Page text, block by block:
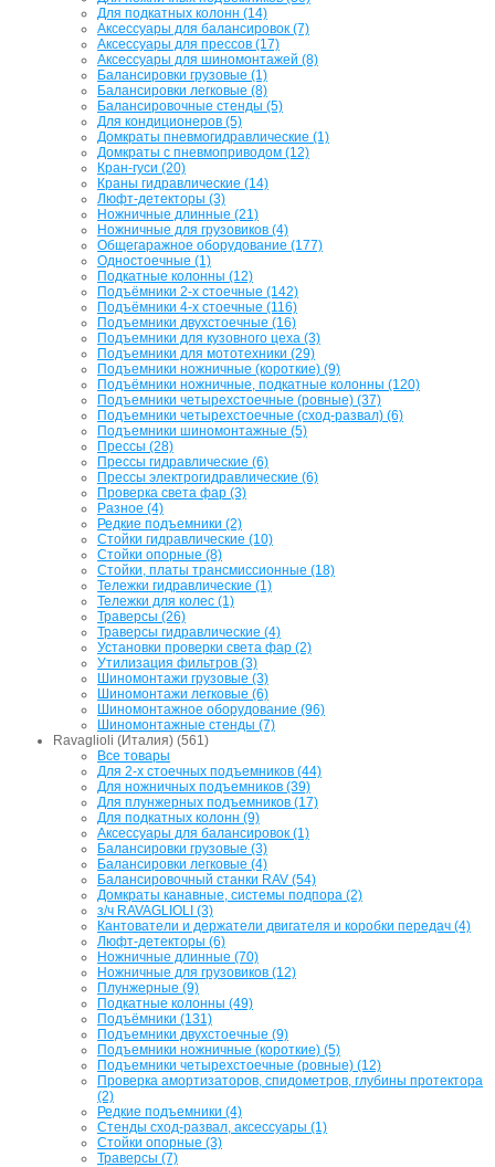
Для подкатных колонн (14)
Аксессуары для балансировок (7)
Аксессуары для прессов (17)
Аксессуары для шиномонтажей (8)
Балансировки грузовые (1)
Балансировки легковые (8)
Балансировочные стенды (5)
Для кондиционеров (5)
Домкраты пневмогидравлические (1)
Домкраты с пневмоприводом (12)
Кран-гуси (20)
Краны гидравлические (14)
Люфт-детекторы (3)
Ножничные длинные (21)
Ножничные для грузовиков (4)
Общегаражное оборудование (177)
Одностоечные (1)
Подкатные колонны (12)
Подъёмники 2-х стоечные (142)
Подъёмники 4-х стоечные (116)
Подъемники двухстоечные (16)
Подъемники для кузовного цеха (3)
Подъемники для мототехники (29)
Подъемники ножничные (короткие) (9)
Подъёмники ножничные, подкатные колонны (120)
Подъемники четырехстоечные (ровные) (37)
Подъемники четырехстоечные (сход-развал) (6)
Подъемники шиномонтажные (5)
Прессы (28)
Прессы гидравлические (6)
Прессы электрогидравлические (6)
Проверка света фар (3)
Разное (4)
Редкие подъемники (2)
Стойки гидравлические (10)
Стойки опорные (8)
Стойки, платы трансмиссионные (18)
Тележки гидравлические (1)
Тележки для колес (1)
Траверсы (26)
Траверсы гидравлические (4)
Установки проверки света фар (2)
Утилизация фильтров (3)
Шиномонтажи грузовые (3)
Шиномонтажи легковые (6)
Шиномонтажное оборудование (96)
Шиномонтажные стенды (7)
Ravaglioli (Италия) (561)
Все товары
Для 2-х стоечных подъемников (44)
Для ножничных подъемников (39)
Для плунжерных подъемников (17)
Для подкатных колонн (9)
Аксессуары для балансировок (1)
Балансировки грузовые (3)
Балансировки легковые (4)
Балансировочный станки RAV (54)
Домкраты канавные, системы подпора (2)
з/ч RAVAGLIOLI (3)
Кантователи и держатели двигателя и коробки передач (4)
Люфт-детекторы (6)
Ножничные длинные (70)
Ножничные для грузовиков (12)
Плунжерные (9)
Подкатные колонны (49)
Подъёмники (131)
Подъемники двухстоечные (9)
Подъемники ножничные (короткие) (5)
Подъемники четырехстоечные (ровные) (12)
Проверка амортизаторов, спидометров, глубины протектора
(2)
Редкие подъемники (4)
Стенды сход-развал, аксессуары (1)
Стойки опорные (3)
Траверсы (7)